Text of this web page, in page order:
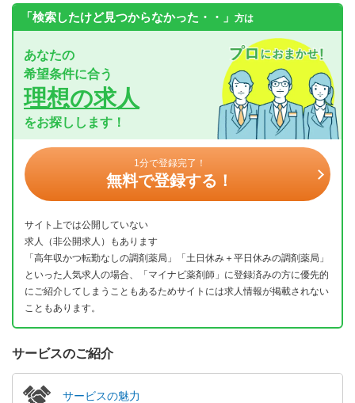
「検索したけど見つからなかった・・」 方は
あなたの
希望条件に合う
理想の求人
をお探しします！
1分で登録完了！
無料で登録する！
サイト上では公開していない
求人（非公開求人）もあります
「高年収かつ転勤なしの調剤薬局」「土日休み＋平日休みの調剤薬局」
といった人気求人の場合、「マイナビ薬剤師」に登録済みの方に優先的
にご紹介してしまうこともあるためサイトには求人情報が掲載されない
こともあります。
サービスのご紹介
サービスの魅力